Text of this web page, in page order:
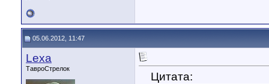
05.06.2012, 11:47
Lexa
ТавроСтрелок
Цитата: